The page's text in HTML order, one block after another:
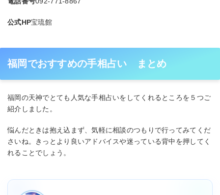
公式HP宝琉館
福岡でおすすめの手相占い まとめ
福岡の天神でとても人気な手相占いをしてくれるところを５つご
紹介しました。
悩んだときは抱え込まず、気軽に相談のつもりで行ってみてくだ
さいね。きっとより良いアドバイスや迷っている背中を押してく
れることでしょう。